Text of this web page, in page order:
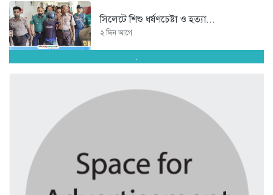
সিলেটে শিশু ধর্ষণচেষ্টা ও হত্যা...
২ দিন আগে
২ দিন আগে
.